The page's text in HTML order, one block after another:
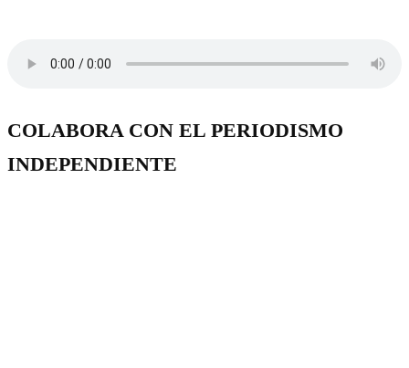
COLABORA CON EL PERIODISMO
INDEPENDIENTE